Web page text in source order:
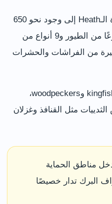
تشير المعلومات الحديثة لإدارة الـHeath إلى وجود نحو 650
نوعًا من الزهور البرية و180 نوعًا من الطيور و9 أنواع من
من الفراشات والحشرات
يمكن مشاهدة طيور مثل kingfishers وwoodpeckers،
مثل القنافذ وغزلان
مناطق الحماية
البرك تدار خصيصًا